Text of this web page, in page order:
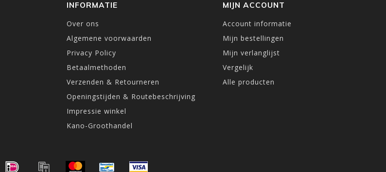
INFORMATIE
Over ons
Algemene voorwaarden
Privacy Policy
Betaalmethoden
Verzenden & Retourneren
Openingstijden & Routebeschrijving
Impressie winkel
Kano-Groothandel
MIJN ACCOUNT
Account informatie
Mijn bestellingen
Mijn verlanglijst
Vergelijk
Alle producten